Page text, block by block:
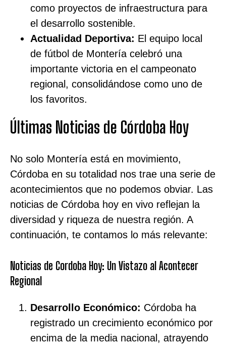
como proyectos de infraestructura para
el desarrollo sostenible.
Actualidad Deportiva: El equipo local
de fútbol de Montería celebró una
importante victoria en el campeonato
regional, consolidándose como uno de
los favoritos.
Últimas Noticias de Córdoba Hoy
No solo Montería está en movimiento,
Córdoba en su totalidad nos trae una serie de
acontecimientos que no podemos obviar. Las
noticias de Córdoba hoy en vivo reflejan la
diversidad y riqueza de nuestra región. A
continuación, te contamos lo más relevante:
Noticias de Cordoba Hoy: Un Vistazo al Acontecer
Regional
Desarrollo Económico: Córdoba ha
registrado un crecimiento económico por
encima de la media nacional, atrayendo